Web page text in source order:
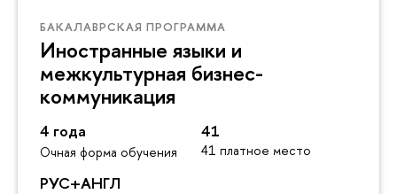
БАКАЛАВРСКАЯ ПРОГРАММА
Иностранные языки и
межкультурная бизнес-
коммуникация
4 года
Очная форма обучения
41
41 платное место
РУС+АНГЛ